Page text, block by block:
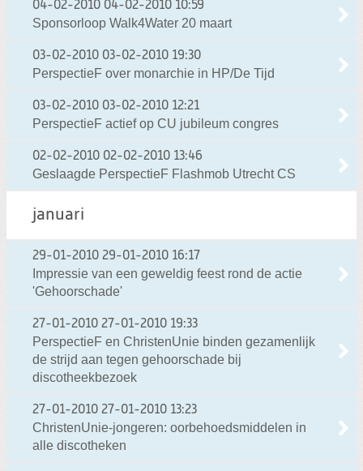
04-02-2010 04-02-2010 10:59
Sponsorloop Walk4Water 20 maart
03-02-2010 03-02-2010 19:30
PerspectieF over monarchie in HP/De Tijd
03-02-2010 03-02-2010 12:21
PerspectieF actief op CU jubileum congres
02-02-2010 02-02-2010 13:46
Geslaagde PerspectieF Flashmob Utrecht CS
januari
29-01-2010 29-01-2010 16:17
Impressie van een geweldig feest rond de actie
'Gehoorschade'
27-01-2010 27-01-2010 19:33
PerspectieF en ChristenUnie binden gezamenlijk
de strijd aan tegen gehoorschade bij
discotheekbezoek
27-01-2010 27-01-2010 13:23
ChristenUnie-jongeren: oorbehoedsmiddelen in
alle discotheken